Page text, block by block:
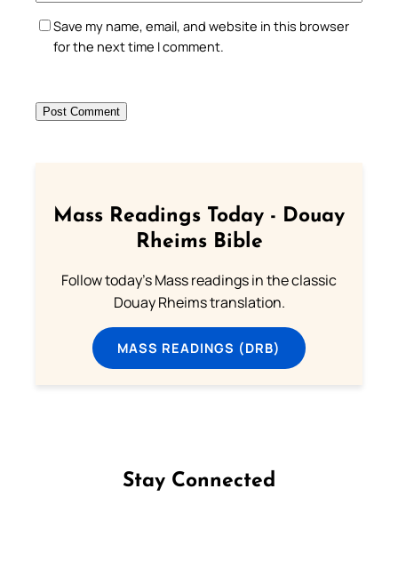
Save my name, email, and website in this browser
for the next time I comment.
Mass Readings Today - Douay
Rheims Bible
Follow today's Mass readings in the classic
Douay Rheims translation.
MASS READINGS (DRB)
Stay Connected